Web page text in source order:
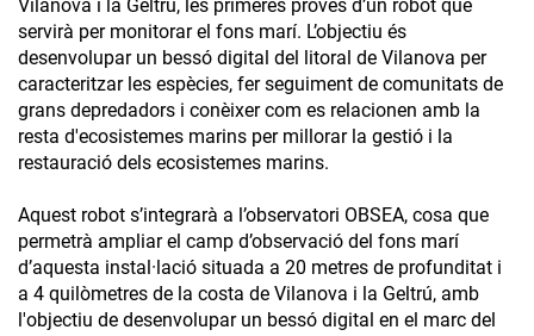
Vilanova i la Geltrú, les primeres proves d’un robot que
servirà per monitorar el fons marí. L’objectiu és
desenvolupar un bessó digital del litoral de Vilanova per
caracteritzar les espècies, fer seguiment de comunitats de
grans depredadors i conèixer com es relacionen amb la
resta d'ecosistemes marins per millorar la gestió i la
restauració dels ecosistemes marins.
Aquest robot s’integrarà a l’observatori OBSEA, cosa que
permetrà ampliar el camp d’observació del fons marí
d’aquesta instal·lació situada a 20 metres de profunditat i
a 4 quilòmetres de la costa de Vilanova i la Geltrú, amb
l'objectiu de desenvolupar un bessó digital en el marc del